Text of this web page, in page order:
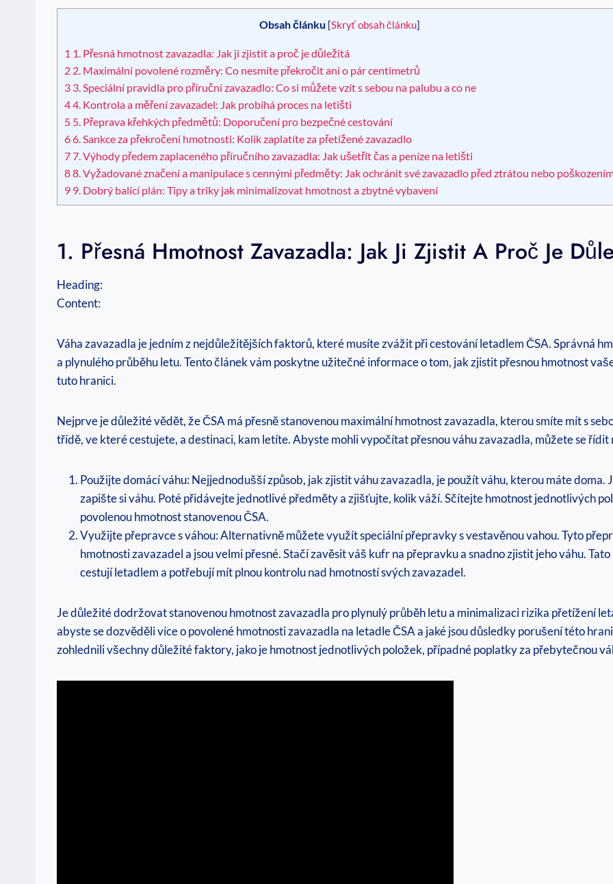
Obsah článku [Skryť obsah článku]
1 1. Přesná hmotnost zavazadla: Jak ji zjistit a proč je důležitá
2 2. Maximální povolené rozměry: Co nesmíte překročit ani o pár centimetrů
3 3. Speciální pravidla pro příruční zavazadlo: Co si můžete vzít s sebou na palubu a co ne
44. Kontrola a měření zavazadel: Jak probíhá proces na letišti
5 5. Přeprava křehkých předmětů: Doporučení pro bezpečné cestování
66. Sankce za překročení hmotnosti: Kolik zaplatíte za přetížené zavazadlo
77. Výhody předem zaplaceného příručního zavazadla: Jak ušetřit čas a peníze na letišti
88. Vyžadované značení a manipulace s cennými předměty: Jak ochránit své zavazadlo před ztrátou nebo
9 9. Dobrý balící plán: Tipy a triky jak minimalizovat hmotnost a zbytné vybavení
1. Přesná Hmotnost Zavazadla: Jak Ji Zjistit A Proč Je
Heading:
Content:
Váha zavazadla je jedním z nejdůležitějších faktorů, které musíte zvážit při cestování letadlem ČSA. Správná
a plynulého průběhu letu. Tento článek vám poskytne užitečné informace o tom, jak zjistit přesnou hmotnost
tuto hranici.
Nejprve je důležité vědět, že ČSA má přesně stanovenou maximální hmotnost zavazadla, kterou smíte mít s
třídě, ve které cestujete, a destinaci, kam letíte. Abyste mohli vypočítat přesnou váhu zavazadla, můžete se
Použijte domácí váhu: Nejjednodušší způsob, jak zjistit váhu zavazadla, je použít váhu, kterou máte
zapište si váhu. Poté přidávejte jednotlivé předměty a zjišťujte, kolik váží. Sčítejte hmotnost jednotlivých
povolenou hmotnost stanovenou ČSA.
Využijte přepravce s váhou: Alternativně můžete využít speciální přepravky s vestavěnou vahou. Tyto
hmotnosti zavazadel a jsou velmi přesné. Stačí zavěsit váš kufr na přepravku a snadno zjistit jeho váhu.
cestují letadlem a potřebují mít plnou kontrolu nad hmotností svých zavazadel.
Je důležité dodržovat stanovenou hmotnost zavazadla pro plynulý průběh letu a minimalizaci rizika přetížení
abyste se dozvěděli více o povolené hmotnosti zavazadla na letadle ČSA a jaké jsou důsledky porušení této
zohlednili všechny důležité faktory, jako je hmotnost jednotlivých položek, případné poplatky za přebytečnou